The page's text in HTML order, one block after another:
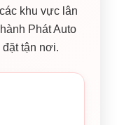
khu vực lân
Phát Auto
đặt tận nơi.